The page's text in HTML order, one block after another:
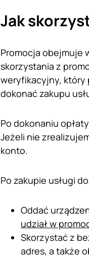
Jak
Promocja obejmuje
skorzystania z
weryfikacyjny, który
dokonać zakupu
Po dokonaniu
Jeżeli nie
konto.
Po zakupie usługi
Oddać
udział w
Skorzystać z
adres, a także